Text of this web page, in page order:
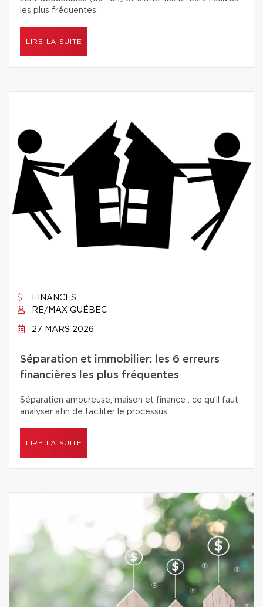
les plus fréquentes.
LIRE LA SUITE
FINANCES
RE/MAX QUÉBEC
27 MARS 2026
Séparation et immobilier: les 6 erreurs
financières les plus fréquentes
Séparation amoureuse, maison et finance : ce qu’il faut
analyser afin de faciliter le processus.
LIRE LA SUITE